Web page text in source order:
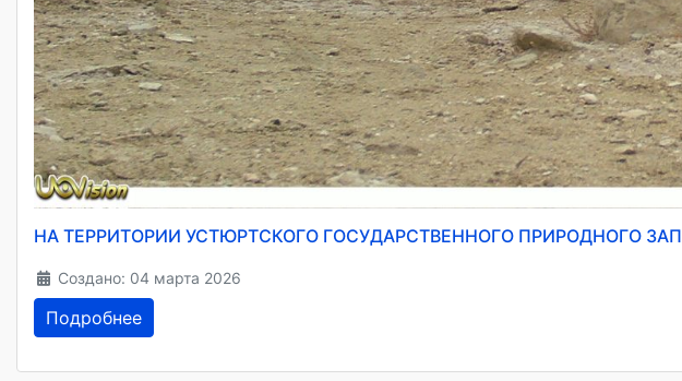
НА ТЕРРИТОРИИ УСТЮРТСКОГО ГОСУДАРСТВЕННОГО ПРИРОДНОГО
Создано: 04 марта 2026
Подробнее